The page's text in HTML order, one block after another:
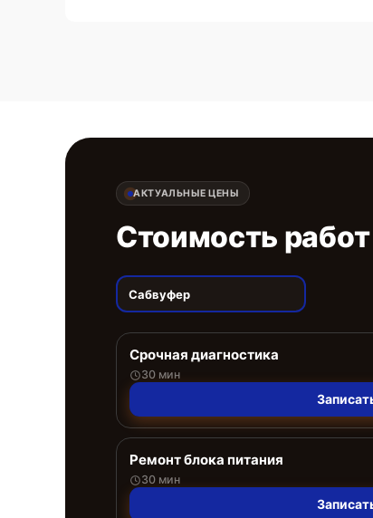
АКТУАЛЬНЫЕ ЦЕНЫ
Стоимость работ
Сабвуфер
Срочная диагностика
30 мин
Ремонт блока питания
30 мин